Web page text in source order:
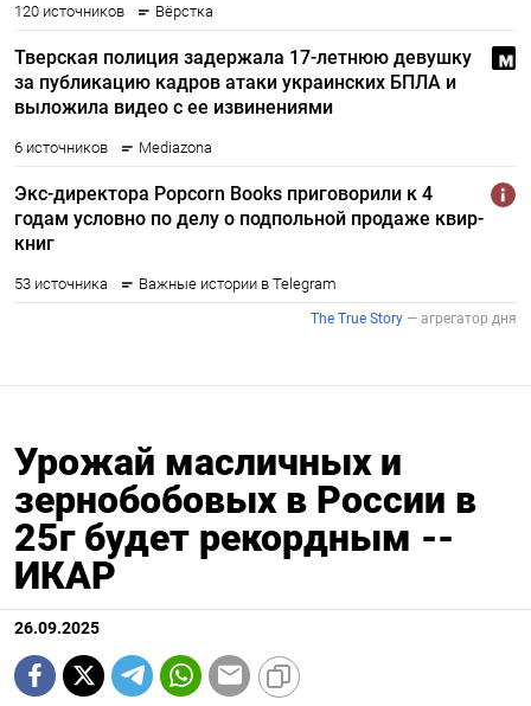
Урожай масличных и
зернобобовых в России в
25г будет рекордным --
ИКАР
26.09.2025